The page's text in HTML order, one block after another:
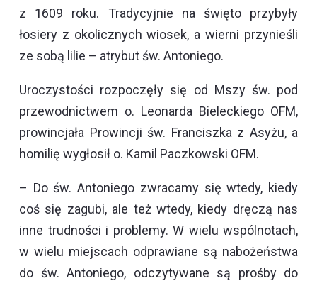
z 1609 roku. Tradycyjnie na święto przybyły
łosiery z okolicznych wiosek, a wierni przynieśli
ze sobą lilie – atrybut św. Antoniego.
Uroczystości rozpoczęły się od Mszy św. pod
przewodnictwem o. Leonarda Bieleckiego OFM,
prowincjała Prowincji św. Franciszka z Asyżu, a
homilię wygłosił o. Kamil Paczkowski OFM.
– Do św. Antoniego zwracamy się wtedy, kiedy
coś się zagubi, ale też wtedy, kiedy dręczą nas
inne trudności i problemy. W wielu wspólnotach,
w wielu miejscach odprawiane są nabożeństwa
do św. Antoniego, odczytywane są prośby do